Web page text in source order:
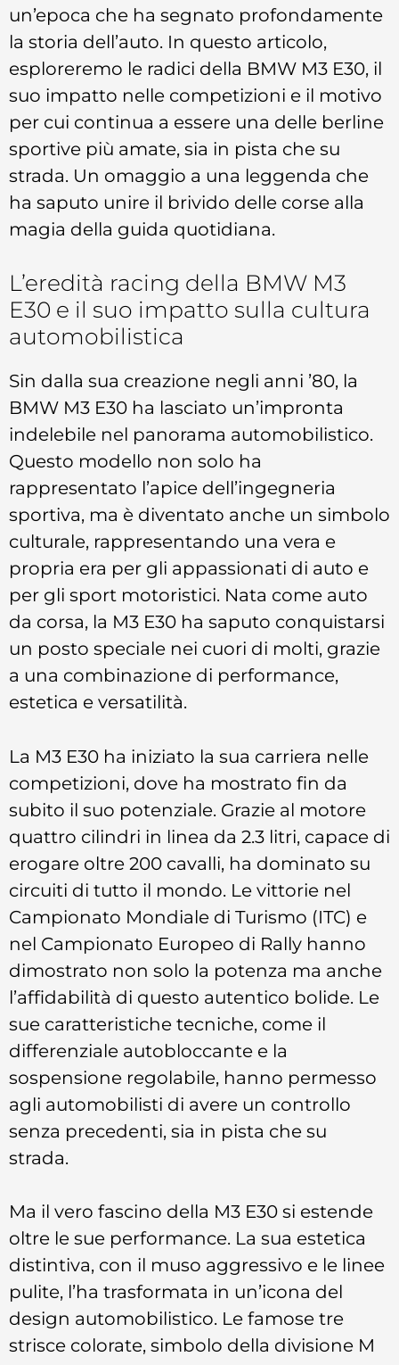
un’epoca che ha segnato profondamente
la storia dell’auto. In questo articolo,
esploreremo le radici della BMW M3 E30, il
suo impatto nelle competizioni e il motivo
per cui continua a essere una delle berline
sportive più amate, sia in pista che su
strada. Un omaggio a una leggenda che
ha saputo unire il brivido delle corse alla
magia della guida quotidiana.
L’eredità racing della BMW M3
E30 e il suo impatto sulla cultura
automobilistica
Sin dalla sua creazione negli anni ’80, la
BMW M3 E30 ha lasciato un’impronta
indelebile nel panorama automobilistico.
Questo modello non solo ha
rappresentato l’apice dell’ingegneria
sportiva, ma è diventato anche un simbolo
culturale, rappresentando una vera e
propria era per gli appassionati di auto e
per gli sport motoristici. Nata come auto
da corsa, la M3 E30 ha saputo conquistarsi
un posto speciale nei cuori di molti, grazie
a una combinazione di performance,
estetica e versatilità.
La M3 E30 ha iniziato la sua carriera nelle
competizioni, dove ha mostrato fin da
subito il suo potenziale. Grazie al motore
quattro cilindri in linea da 2.3 litri, capace di
erogare oltre 200 cavalli, ha dominato su
circuiti di tutto il mondo. Le vittorie nel
Campionato Mondiale di Turismo (ITC) e
nel Campionato Europeo di Rally hanno
dimostrato non solo la potenza ma anche
l’affidabilità di questo autentico bolide. Le
sue caratteristiche tecniche, come il
differenziale autobloccante e la
sospensione regolabile, hanno permesso
agli automobilisti di avere un controllo
senza precedenti, sia in pista che su
strada.
Ma il vero fascino della M3 E30 si estende
oltre le sue performance. La sua estetica
distintiva, con il muso aggressivo e le linee
pulite, l’ha trasformata in un’icona del
design automobilistico. Le famose tre
strisce colorate, simbolo della divisione M